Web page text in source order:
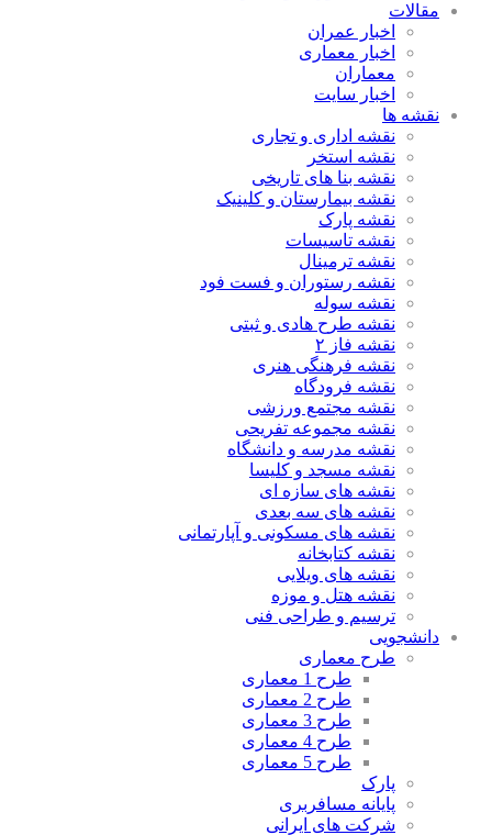
مقالات
اخبار عمران
اخبار معماری
معماران
اخبار سایت
نقشه ها
نقشه اداری و تجاری
نقشه استخر
نقشه بنا های تاریخی
نقشه بیمارستان و کلینیک
نقشه پارک
نقشه تاسیسات
نقشه ترمینال
نقشه رستوران و فست فود
نقشه سوله
نقشه طرح هادی و ثبتی
نقشه فاز ۲
نقشه فرهنگی هنری
نقشه فرودگاه
نقشه مجتمع ورزشی
نقشه مجموعه تفریحی
نقشه مدرسه و دانشگاه
نقشه مسجد و کلیسا
نقشه های سازه ای
نقشه های سه بعدی
نقشه های مسکونی و آپارتمانی
نقشه کتابخانه
نقشه های ویلایی
نقشه هتل و موزه
ترسیم و طراحی فنی
دانشجویی
طرح معماری
طرح 1 معماری
طرح 2 معماری
طرح 3 معماری
طرح 4 معماری
طرح 5 معماری
پارک
پایانه مسافربری
شرکت های ایرانی